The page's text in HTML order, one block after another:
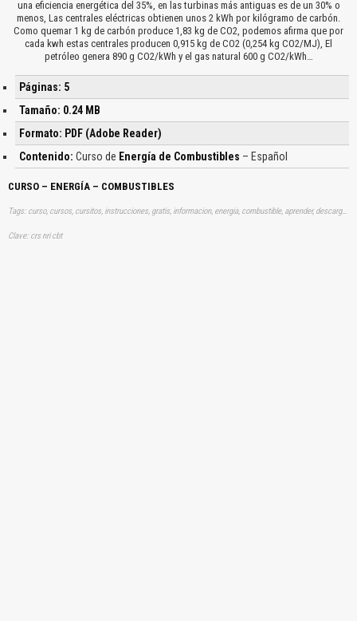
una eficiencia energética del 35%, en las turbinas más antiguas es de un 30% o
menos, Las centrales eléctricas obtienen unos 2 kWh por kilógramo de carbón.
Como quemar 1 kg de carbón produce 1,83 kg de CO2, podemos afirma que por
cada kwh estas centrales producen 0,915 kg de CO2 (0,254 kg CO2/MJ), El
petróleo genera 890 g CO2/kWh y el gas natural 600 g CO2/kWh…
Páginas: 5
Tamaño: 0.24 MB
Formato: PDF (Adobe Reader)
Contenido: Curso de Energía de Combustibles – Español
CURSO – ENERGÍA – COMBUSTIBLES
Tags: curso, cursos, cursitos, instrucciones, gratis, informacion, energia, combustible, aprender, descargas
Clave: crs nri cbt